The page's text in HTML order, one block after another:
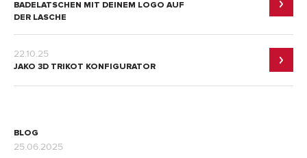
BLOG
25.06.2025
BADELATSCHEN MIT DEINEM LOGO AUF
DER LASCHE
22.10.25
JAKO 3D TRIKOT KONFIGURATOR